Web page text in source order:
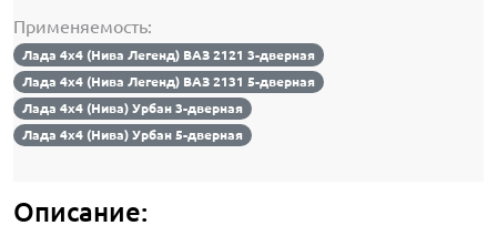
Применяемость:
Лада 4х4 (Нива Легенд) ВАЗ 2121 3-дверная
Лада 4х4 (Нива Легенд) ВАЗ 2131 5-дверная
Лада 4х4 (Нива) Урбан 3-дверная
Лада 4х4 (Нива) Урбан 5-дверная
Описание: